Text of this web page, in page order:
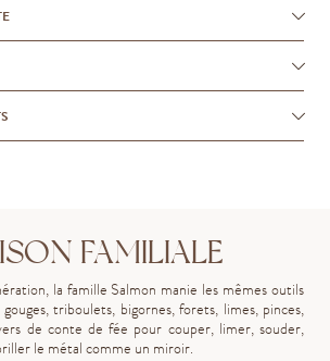
FAMILIALE
la famille Salmon manie les mêmes outils
triboulets, bigornes, forets, limes, pinces,
de conte de fée pour couper, limer, souder,
le métal comme un miroir.